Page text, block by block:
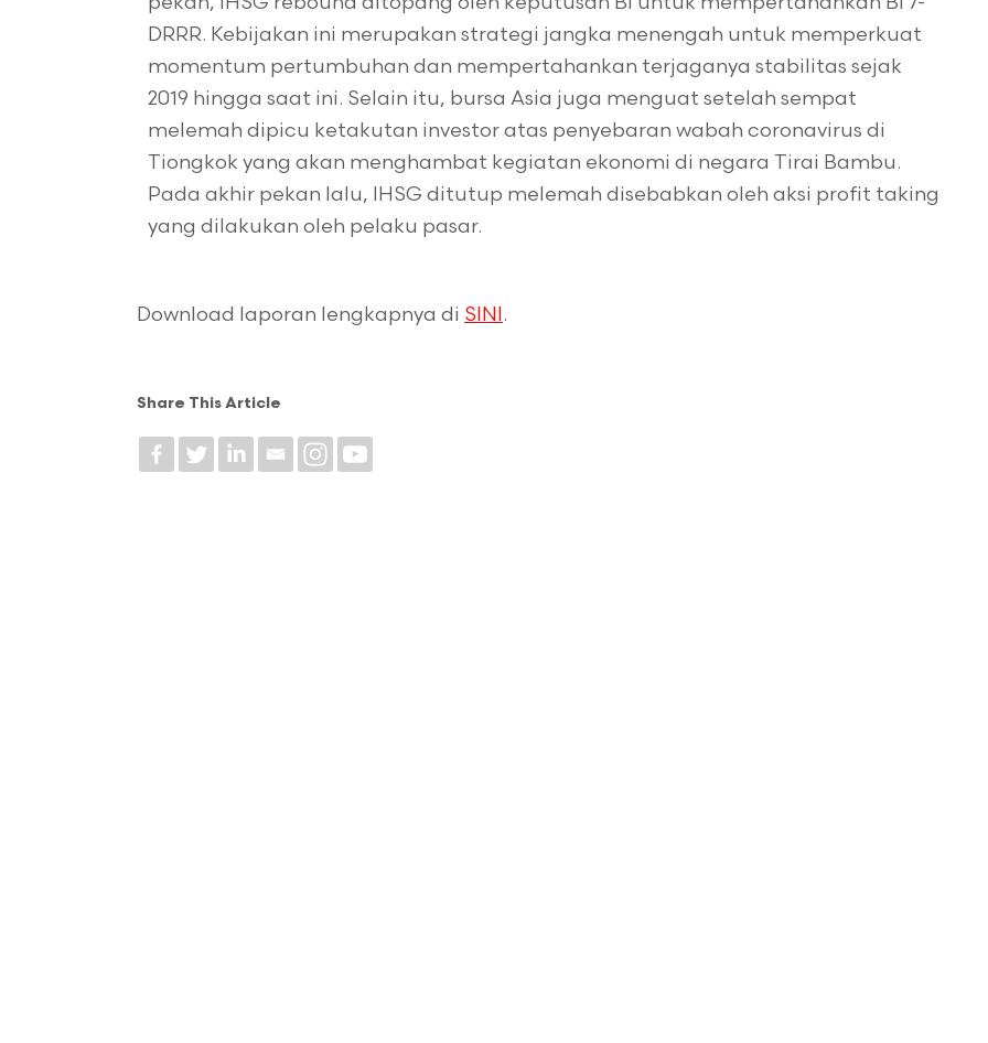
DRRR. Kebijakan ini merupakan strategi jangka menengah untuk memperkuat
momentum pertumbuhan dan mempertahankan terjaganya stabilitas sejak
2019 hingga saat ini. Selain itu, bursa Asia juga menguat setelah sempat
melemah dipicu ketakutan investor atas penyebaran wabah coronavirus di
Tiongkok yang akan menghambat kegiatan ekonomi di negara Tirai Bambu.
Pada akhir pekan lalu, IHSG ditutup melemah disebabkan oleh aksi profit taking
yang dilakukan oleh pelaku pasar.
Download laporan lengkapnya di SINI .
Share This Article